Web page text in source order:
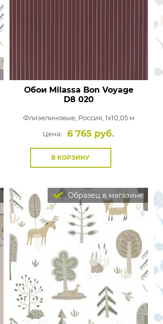
Обои Milassa Bon Voyage
D8 020
Флизелиновые, Россия, 1x10,05 м
Цена:
6 765 руб.
В КОРЗИНУ
Образец в магазине